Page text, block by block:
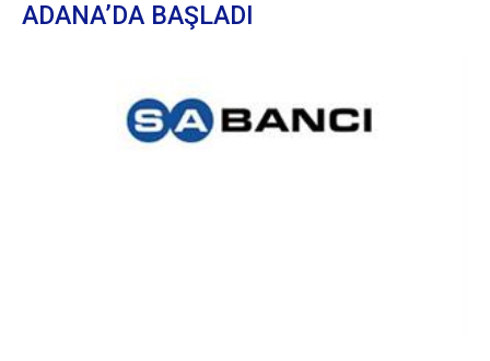
ADANA’DA BAŞLADI